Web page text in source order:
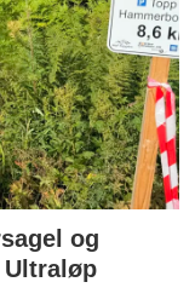
og
Ultraløp